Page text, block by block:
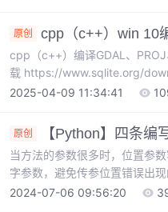
原创 cpp（c++）win 10
cpp（c++）编译GDAL、
载 https://www.sqlite.org/
win64-x64-3380200.zip”、
2025-04-09 11:34:41
原创 【Python】四条编
当方法的参数很多时，位置参
字参数，避免传参位置错误出
小的时候还好，当代码量变大
2024-07-06 09:56:20